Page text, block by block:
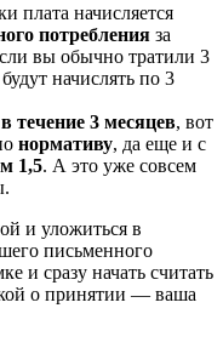
плата начисляется
потребления за
вы обычно тратили 3
начислять по 3
течение 3 месяцев, вот
нормативу, да еще и с
1,5. А это уже совсем
и уложиться в
письменного
и сразу начать считать
о принятии — ваша